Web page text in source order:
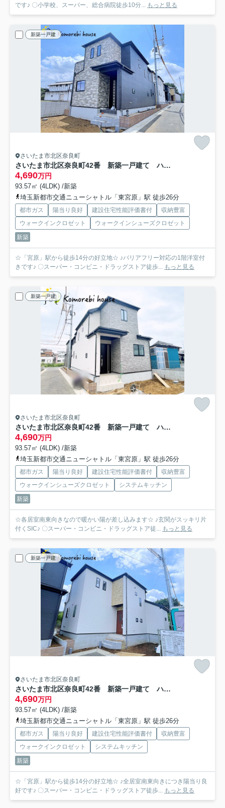
です♪ 〇小学校、スーパー、総合病院徒歩10分... もっと見る
新築一戸建
さいたま市北区奈良町
さいたま市北区奈良町42番 新築一戸建て ハートフルタウン K
4,690万円
93.57㎡ (4LDK) /新築
埼玉新都市交通ニューシャトル「東宮原」駅 徒歩26分
都市ガス 陽当り良好 建設住宅性能評価書付
収納豊富
ウォークインクロゼット
ウォークインシューズクロゼット
新築
☆「宮原」駅から徒歩14分の好立地☆ ♪バリアフリー対応の1階洋室付
きです♪ 〇スーパー・コンビニ・ドラッグストア徒歩... もっと見る
新築一戸建
さいたま市北区奈良町
さいたま市北区奈良町42番 新築一戸建て ハートフルタウン J
4,690万円
93.57㎡ (4LDK) /新築
埼玉新都市交通ニューシャトル「東宮原」駅 徒歩26分
都市ガス 陽当り良好 建設住宅性能評価書付
収納豊富
ウォークインシューズクロゼット
システムキッチン
新築
☆各居室南東向きなので暖かい陽が差し込みます☆ ♪玄関がスッキリ片
付くSIC♪ 〇スーパー・コンビニ・ドラッグストア徒... もっと見る
新築一戸建
さいたま市北区奈良町
さいたま市北区奈良町42番 新築一戸建て ハートフルタウン H
4,690万円
93.57㎡ (4LDK) /新築
埼玉新都市交通ニューシャトル「東宮原」駅 徒歩26分
都市ガス 陽当り良好 建設住宅性能評価書付
収納豊富
ウォークインクロゼット
システムキッチン
新築
☆「宮原」駅から徒歩14分の好立地☆ ♪全居室南東向きにつき陽当り良
好です♪ 〇スーパー・コンビニ・ドラッグストア徒歩... もっと見る